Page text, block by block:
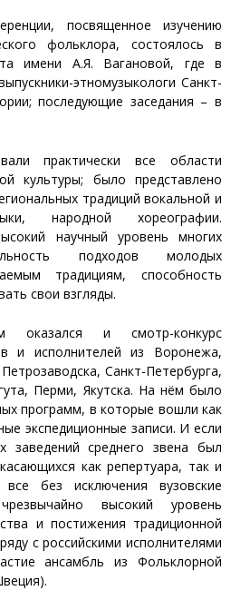
посвященное изучению
фольклора, состоялось в
имени А.Я. Вагановой, где в
этномузыкологи Санкт-
последующие заседания – в
практически все области
культуры; было представлено
традиций вокальной и
народной хореографии.
научный уровень многих
подходов молодых
традициям, способность
свои взгляды.
оказался и смотр-конкурс
и исполнителей из Воронежа,
Санкт-Петербурга,
Перми, Якутска. На нём было
программ, в которые вошли как
экспедиционные записи. И если
заведений среднего звена был
как репертуара, так и
без исключения вузовские
высокий уровень
и постижения традиционной
с российскими исполнителями
ансамбль из Фольклорной